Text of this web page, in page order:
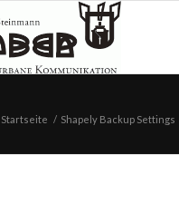
Startseite / Shapely Backup Settings